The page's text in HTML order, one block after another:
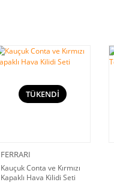
TÜKENDİ
FERRARI
Kauçuk Conta ve Kırmızı
Kapaklı Hava Kilidi Seti